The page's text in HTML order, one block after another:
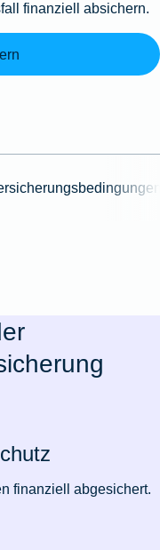
finanziell absichern.
finanziell abgesichert.